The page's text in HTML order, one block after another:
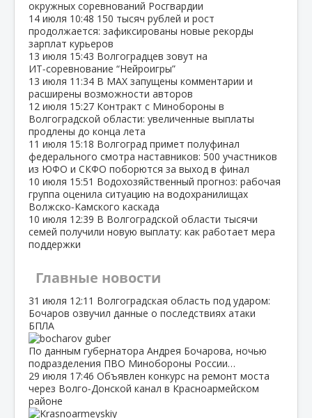
окружных соревнований Росгвардии
14 июля 10:48 150 тысяч рублей и рост
продолжается: зафиксированы новые рекорды
зарплат курьеров
13 июля 15:43 Волгоградцев зовут на
ИТ‑соревнование “Нейроигры”
13 июля 11:34 В МАХ запущены комментарии и
расширены возможности авторов
12 июля 15:27 Контракт с Минобороны в
Волгоградской области: увеличенные выплаты
продлены до конца лета
11 июля 15:18 Волгоград примет полуфинал
федерального смотра наставников: 500 участников
из ЮФО и СКФО поборются за выход в финал
10 июля 15:51 Водохозяйственный прогноз: рабочая
группа оценила ситуацию на водохранилищах
Волжско‑Камского каскада
10 июля 12:39 В Волгоградской области тысячи
семей получили новую выплату: как работает мера
поддержки
Главные новости
31 июля 12:11 Волгоградская область под ударом:
Бочаров озвучил данные о последствиях атаки
БПЛА
По данным губернатора Андрея Бочарова, ночью
подразделения ПВО Минобороны России…
29 июля 17:46 Объявлен конкурс на ремонт моста
через Волго‑Донской канал в Красноармейском
районе